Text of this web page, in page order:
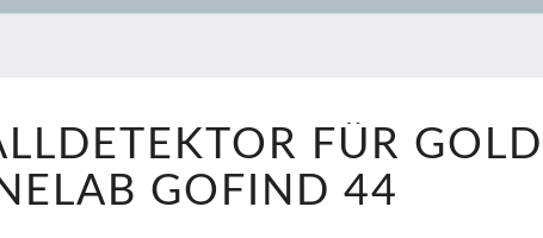
FÜR
GOLD
–
FÜR
GOFIND 44